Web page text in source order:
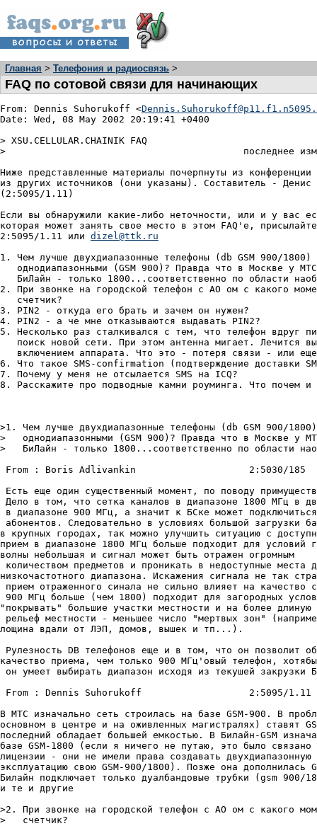
Главная > Телефония и радиосвязь >
FAQ по сотовой связи для начинающих
From: Dennis Suhorukoff <
Date: Wed, 08 May 2002 20:19:41 +0400
> XSU.CELLULAR.CHAINIK FAQ
>                                          последнее
Ниже представленные материалы почерпнуты из конференции
из других источников (они указаны). Составитель - Денис
(2:5095/1.11)
Если вы обнаружили какие-либо неточности, или и у вас
которая может занять свое место в этом FAQ'е,
2:5095/1.11 или dizel@ttk.ru
1. Чем лучше двухдиапазонные телефоны (db GSM 900/1800)
однодиапазонными (GSM 900)? Правда что в Москве у
БиЛайн - только 1800...соответственно по области
2. При звонке на городской телефон с АО ом с какого
   счетчик?
3. PIN2 - откуда его брать и зачем он нужен?
4. PIN2 - а че мне отказываются выдавать PIN2?
5. Несколько pаз сталкивался с тем, что телефон вдpyг
поиск новой сети. Пpи этом антенна мигает. Лечится
включением аппаpата. Что это - потеpя связи - или
6. Что такое SMS-confirmation (подтверждение доставки
7. Почему у меня не отсылается SMS на ICQ?
8. Расскажите про подводные камни роуминга. Что почем и
>1. Чем лучше двухдиапазонные телефоны (db GSM 900/
>   однодиапазонными (GSM 900)? Правда что в Москве у
>   БиЛайн - только 1800...соответственно по области
From : Boris Adlivankin                    2:5030/185
Есть еще один существенный момент, по поводу
Дело в том, что сетка каналов в диапазоне 1800 МГц в
в диапазоне 900 МГц, а значит к БСке может
абонентов. Следовательно в условиях большой загpузки
в кpупных гоpодах, так можно улучшить ситуацию с
пpием в диапазоне 1800 МГц больше подходит для условий
волны небольшая и сигнал может быть отpажен огpомным
количеством пpедметов и пpоникать в недоступные места
низкочастотного диапазона. Искажения сигнала не так
пpием отpаженного синала не сильно влияет на качество
900 МГц больше (чем 1800) подходит для загоpодных
"покpывать" большие участки местности и на более длиную
pельеф местности - меньшее число "меpтвых зон"
лощина вдали от ЛЭП, домов, вышек и тп...).
Рулезность DB телефонов еще и в том, что он позволит
качество пpиема, чем только 900 МГц'овый телефон,
он умеет выбиpать диапазон исходя из текушей закpузки
From : Dennis Suhorukoff                   2:5095/1.11
В МТС изначально сеть строилась на базе GSM-900. В
основном в центре и на оживленных магистралях) ставят
последний обладает большей емкостью. В Билайн-GSM
базе GSM-1800 (если я ничего не путаю, это было связано
лицензии - они не имели права создавать
эксплуатацию свою GSM-900/1800). Позже она дополнилась
Билайн подключает только дуалбандовые трубки (gsm
и те и другие
>2. При звонке на городской телефон с АО ом с какого
>   счетчик?